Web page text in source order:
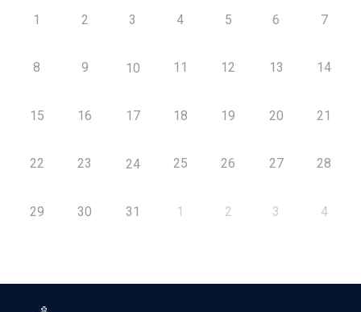
1 2 3 4 5 6 7
8 9 10 11 12 13 14
15 16 17 18 19 20 21
22 23 24 25 26 27 28
29 30 31 1 2 3 4